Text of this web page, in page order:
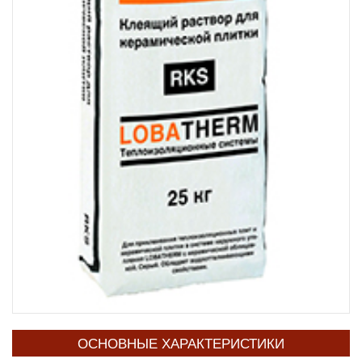
ОСНОВНЫЕ ХАРАКТЕРИСТИКИ